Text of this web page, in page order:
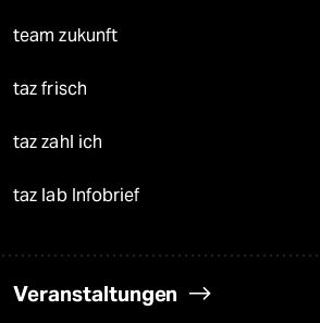
team zukunft
taz frisch
taz zahl ich
taz lab Infobrief
Veranstaltungen